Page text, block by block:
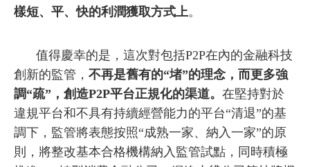
樣短、平、快的利潤獲取方式上。
值得慶幸的是，這次對包括P2P在內的金融科技
創新的監管， 不再是舊有的“堵”的理念，而更多強
調“疏”，創造P2P平台正規化的渠道。 在堅持對於
違規平台和不具有持續經營能力的平台“清退”的基
調下，監管將表態按照“成熟一家、納入一家”的原
則，將整改基本合格機構納入監管試點，同時積極